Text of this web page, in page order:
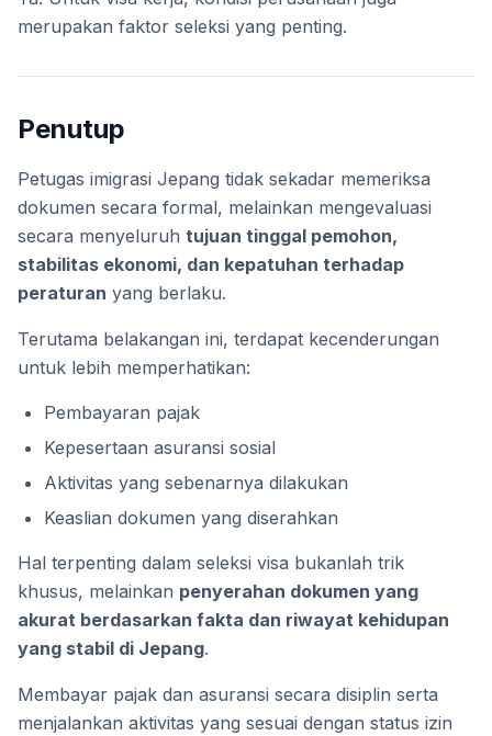
merupakan faktor seleksi yang penting.
Penutup
Petugas imigrasi Jepang tidak sekadar memeriksa
dokumen secara formal, melainkan mengevaluasi
secara menyeluruh tujuan tinggal pemohon,
stabilitas ekonomi, dan kepatuhan terhadap
peraturan yang berlaku.
Terutama belakangan ini, terdapat kecenderungan
untuk lebih memperhatikan:
Pembayaran pajak
Kepesertaan asuransi sosial
Aktivitas yang sebenarnya dilakukan
Keaslian dokumen yang diserahkan
Hal terpenting dalam seleksi visa bukanlah trik
khusus, melainkan penyerahan dokumen yang
akurat berdasarkan fakta dan riwayat kehidupan
yang stabil di Jepang.
Membayar pajak dan asuransi secara disiplin serta
menjalankan aktivitas yang sesuai dengan status izin